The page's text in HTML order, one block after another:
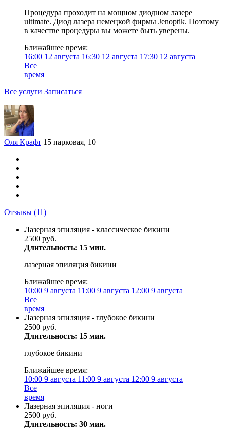
Процедура проходит на мощном диодном лазере
ultimate. Диод лазера немецкой фирмы Jenoptik. Поэтому
в качестве процедуры вы можете быть уверены.
Ближайшее время:
16:00 12 августа 16:30 12 августа 17:30 12 августа
Все
время
Все услуги Записаться
Оля Крафт 15 парковая, 10
Отзывы (11)
Лазерная эпиляция - классическое бикини
2500 руб.
Длительность: 15 мин.
лазерная эпиляция бикини
Ближайшее время:
10:00 9 августа 11:00 9 августа 12:00 9 августа
Все
время
Лазерная эпиляция - глубокое бикини
2500 руб.
Длительность: 15 мин.
глубокое бикини
Ближайшее время:
10:00 9 августа 11:00 9 августа 12:00 9 августа
Все
время
Лазерная эпиляция - ноги
2500 руб.
Длительность: 30 мин.